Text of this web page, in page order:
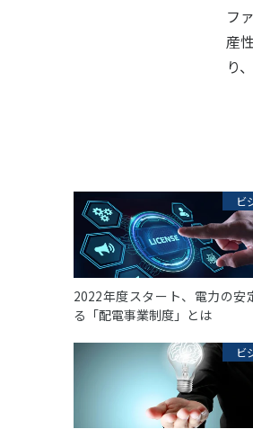
フ
産
り
ビ
2022年度スタート、電力の安
る「配電事業制度」とは
ビ